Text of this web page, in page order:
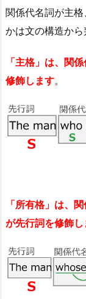
関係代名詞が主
かは文の構造から
「主格」は、関
修飾します。
「所有格」は、
が先行詞を修飾し